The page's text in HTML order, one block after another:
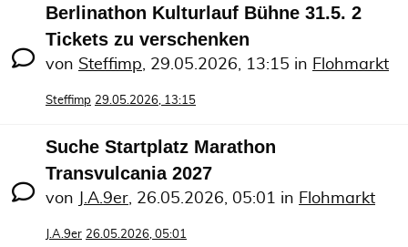
Berlinathon Kulturlauf Bühne 31.5. 2
Tickets zu verschenken
von Steffimp, 29.05.2026, 13:15 in Flohmarkt
Steffimp 29.05.2026, 13:15
Suche Startplatz Marathon
Transvulcania 2027
von J.A.9er, 26.05.2026, 05:01 in Flohmarkt
J.A.9er 26.05.2026, 05:01